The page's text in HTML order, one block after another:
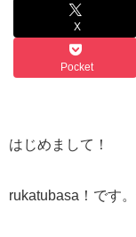
X
Pocket
はじめまして！
rukatubasa！です